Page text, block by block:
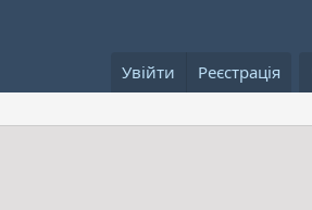
Увійти Реєстрація